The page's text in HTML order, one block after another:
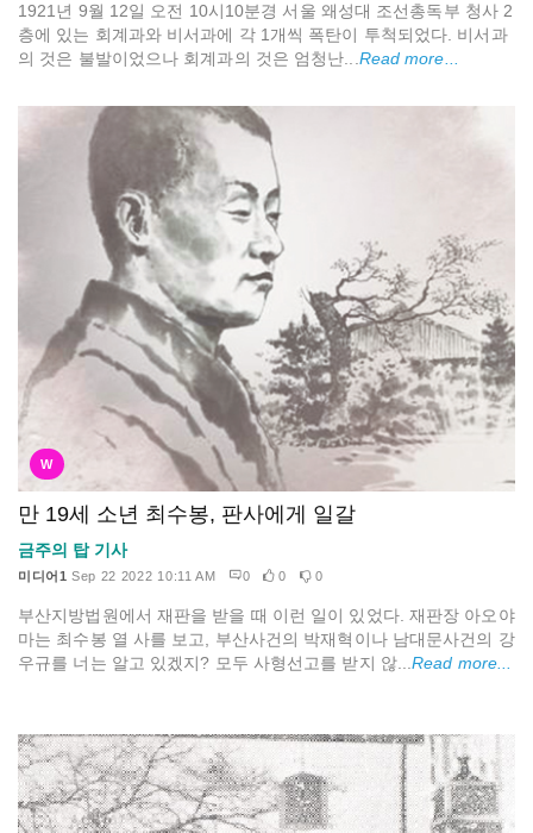
1921년 9월 12일 오전 10시10분경 서울 왜성대 조선총독부 청사 2
층에 있는 회계과와 비서과에 각 1개씩 폭탄이 투척되었다. 비서과
의 것은 불발이었으나 회계과의 것은 엄청난... Read more...
W
만 19세 소년 최수봉, 판사에게 일갈
금주의 탑 기사
미디어1 Sep 22 2022 10:11 AM 0 0 0
부산지방법원에서 재판을 받을 때 이런 일이 있었다. 재판장 아오야
마는 최수봉 열 사를 보고, 부산사건의 박재혁이나 남대문사건의 강
우규를 너는 알고 있겠지? 모두 사형선고를 받지 않...Read more...